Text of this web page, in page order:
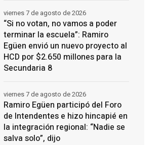
“Si no votan, no vamos a poder
terminar la escuela”: Ramiro
Egüen envió un nuevo proyecto al
HCD por $2.650 millones para la
Secundaria 8
viernes 7 de agosto de 2026
Ramiro Egüen participó del Foro
de Intendentes e hizo hincapié en
la integración regional: “Nadie se
salva solo”, dijo
viernes 7 de agosto de 2026